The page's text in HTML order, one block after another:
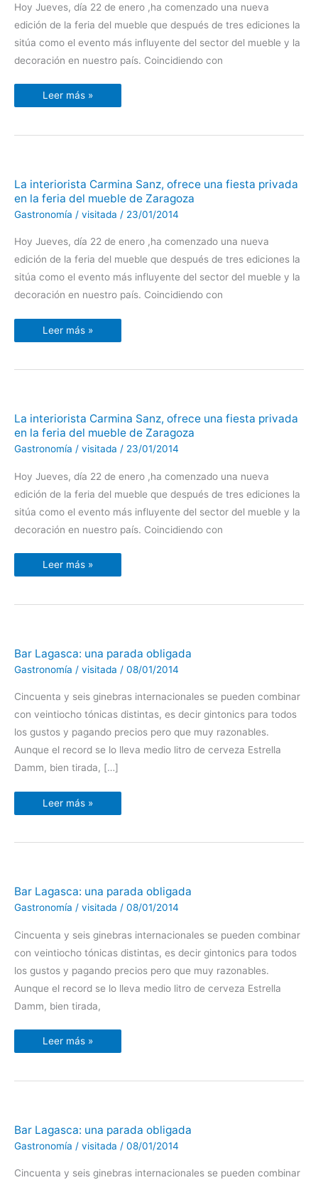
Hoy Jueves, día 22 de enero ,ha comenzado una nueva
edición de la feria del mueble que después de tres ediciones la
sitúa como el evento más influyente del sector del mueble y la
decoración en nuestro país. Coincidiendo con
privada
en
la
feria
del
mueble
de
Leer más »
La interiorista Carmina Sanz, ofrece una fiesta privada
en la feria del mueble de Zaragoza
Gastronomía / visitada / 23/01/2014
Hoy Jueves, día 22 de enero ,ha comenzado una nueva
edición de la feria del mueble que después de tres ediciones la
sitúa como el evento más influyente del sector del mueble y la
decoración en nuestro país. Coincidiendo con
La
interiorista
Carmina
Sanz,
ofrece
privada
en
la
feria
del
mueble
de
Leer más »
La interiorista Carmina Sanz, ofrece una fiesta privada
en la feria del mueble de Zaragoza
Gastronomía / visitada / 23/01/2014
Hoy Jueves, día 22 de enero ,ha comenzado una nueva
edición de la feria del mueble que después de tres ediciones la
sitúa como el evento más influyente del sector del mueble y la
decoración en nuestro país. Coincidiendo con
La
interiorista
Carmina
Sanz,
ofrece
privada
en
la
feria
del
mueble
de
Leer más »
Bar Lagasca: una parada obligada
Gastronomía / visitada / 08/01/2014
Cincuenta y seis ginebras internacionales se pueden combinar
con veintiocho tónicas distintas, es decir gintonics para todos
los gustos y pagando precios pero que muy razonables.
Aunque el record se lo lleva medio litro de cerveza Estrella
Damm, bien tirada, […]
Bar
Lagasca:
una
Leer más »
Bar Lagasca: una parada obligada
Gastronomía / visitada / 08/01/2014
Cincuenta y seis ginebras internacionales se pueden combinar
con veintiocho tónicas distintas, es decir gintonics para todos
los gustos y pagando precios pero que muy razonables.
Aunque el record se lo lleva medio litro de cerveza Estrella
Damm, bien tirada,
Bar
Lagasca:
una
Leer más »
Bar Lagasca: una parada obligada
Gastronomía / visitada / 08/01/2014
Cincuenta y seis ginebras internacionales se pueden combinar
Bar
Lagasca:
una